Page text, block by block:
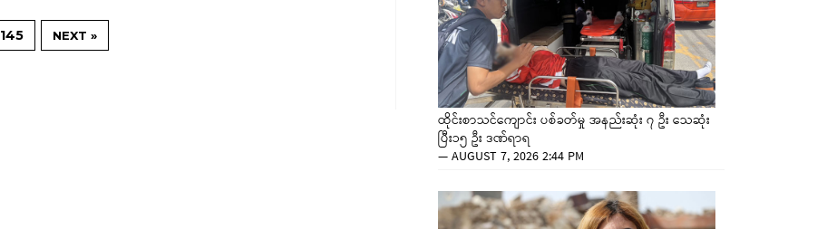
145 NEXT »
ထိုင်းစာသင်ကျောင်း ပစ်ခတ်မှု အနည်းဆုံး ၇ ဦး သေဆုံး
ပြီး၁၅ ဦး ဒဏ်ရာရ
—AUGUST 7, 2026 2:44 PM